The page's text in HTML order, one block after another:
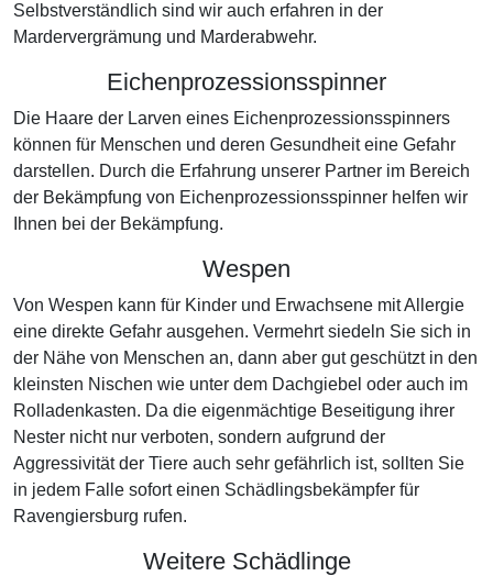
Selbstverständlich sind wir auch erfahren in der
Mardervergrämung und Marderabwehr.
Eichenprozessionsspinner
Die Haare der Larven eines Eichenprozessionsspinners
können für Menschen und deren Gesundheit eine Gefahr
darstellen. Durch die Erfahrung unserer Partner im Bereich
der Bekämpfung von Eichenprozessionsspinner helfen wir
Ihnen bei der Bekämpfung.
Wespen
Von Wespen kann für Kinder und Erwachsene mit Allergie
eine direkte Gefahr ausgehen. Vermehrt siedeln Sie sich in
der Nähe von Menschen an, dann aber gut geschützt in den
kleinsten Nischen wie unter dem Dachgiebel oder auch im
Rolladenkasten. Da die eigenmächtige Beseitigung ihrer
Nester nicht nur verboten, sondern aufgrund der
Aggressivität der Tiere auch sehr gefährlich ist, sollten Sie
in jedem Falle sofort einen Schädlingsbekämpfer für
Ravengiersburg rufen.
Weitere Schädlinge